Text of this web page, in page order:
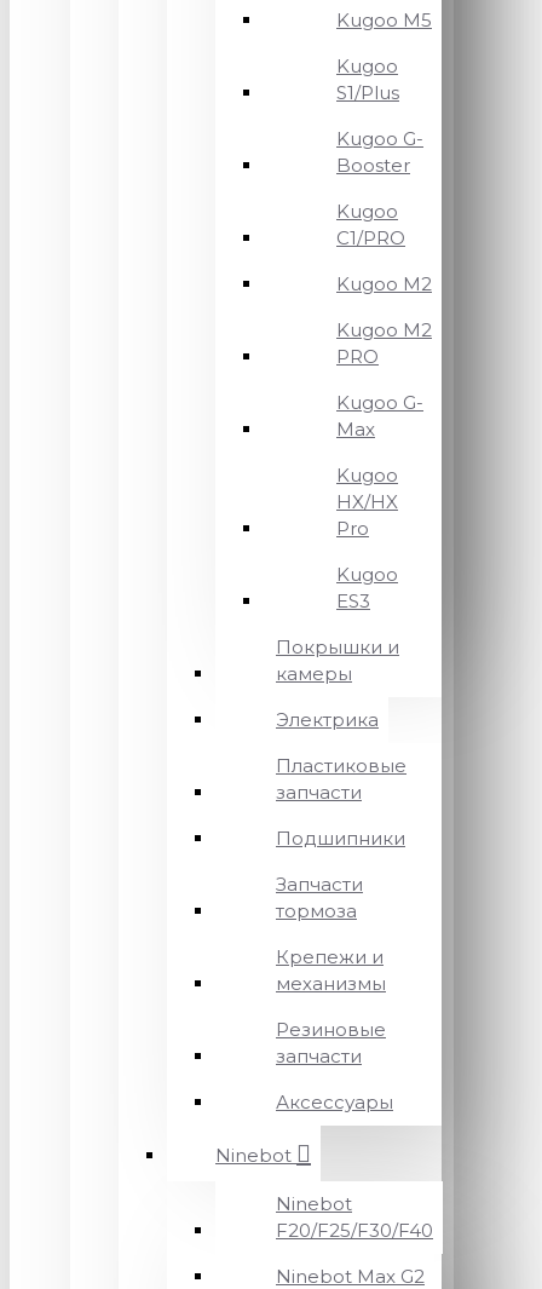
Kugoo M5
Kugoo
S1/Plus
Kugoo G-
Booster
Kugoo
C1/PRO
Kugoo M2
Kugoo M2
PRO
Kugoo G-
Max
Kugoo
HX/HX
Pro
Kugoo
ES3
Покрышки и
камеры
Электрика
Пластиковые
запчасти
Подшипники
Запчасти
тормоза
Крепежи и
механизмы
Резиновые
запчасти
Аксессуары
Ninebot
Ninebot
F20/F25/F30/F40
Ninebot Max G2